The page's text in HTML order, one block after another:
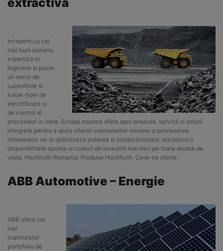
Incepem cu cei
mai buni oameni,
expertiza in
inginerie si peste
un secol de
cunostinte si
know-how de
electrificare si
de control al
proceselor in mine. Echipa noastra ofera apoi produse, servicii si solutii
integrate pentru a ajuta clientii exploatarilor miniere si procesarea
mineralelor sa-si optimizeze puterea si productivitatea, rezultand o
disponibilitate sporita si costuri de investitii mai mici pe toata durata de
viata. Hochhuth Romania. Produse Hochhuth. Cere-ne oferta.
ABB Automotive – Energie
ABB ofera cel
mai
cuprinzator
portofoliu de